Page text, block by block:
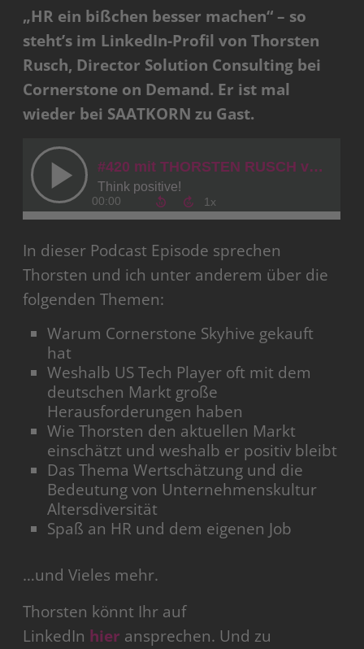
„HR ein bißchen besser machen“ – so
steht’s im LinkedIn-Profil von Thorsten
Rusch, Director Solution Consulting bei
Cornerstone on Demand. Er ist mal
wieder bei SAATKORN zu Gast.
In dieser Podcast Episode sprechen
Thorsten und ich unter anderem über die
folgenden Themen:
Warum Cornerstone Skyhive gekauft
hat
Weshalb US Tech Player oft mit dem
deutschen Markt große
Herausforderungen haben
Wie Thorsten den aktuellen Markt
einschätzt und weshalb er positiv bleibt
Das Thema Wertschätzung und die
Bedeutung von Unternehmenskultur
Altersdiversität
Spaß an HR und dem eigenen Job
…und Vieles mehr.
Thorsten könnt Ihr auf
LinkedIn hier ansprechen. Und zu